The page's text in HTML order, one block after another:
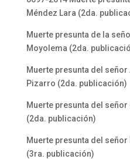
Méndez Lara (2da.
Muerte presunta de la
Moyolema (2da.
Muerte presunta del señor
Pizarro (2da. publicación)
Muerte presunta del
(2da. publicación)
Muerte presunta del
(3ra. publicación)